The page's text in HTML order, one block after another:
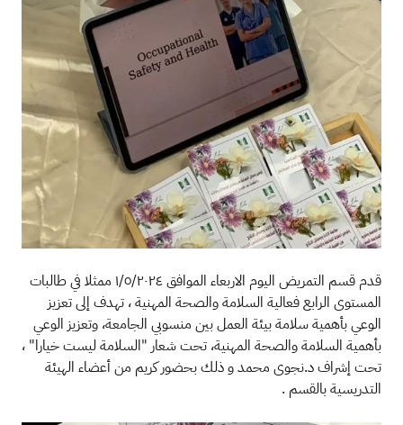
​قدم قسم التمريض اليوم الاربعاء الموافق ١/٥/٢٠٢٤ ممثلا في طالبات
المستوى الرابع فعالية السلامة والصحة المهنية ، تهدف إلى تعزيز
الوعي بأهمية سلامة بيئة العمل بين منسوبي الجامعة، وتعزيز الوعي
بأهمية السلامة والصحة المهنية، تحت شعار "السلامة ليست خيارا" ،
تحت إشراف د.نجوى محمد و ذلك بحضور كريم من أعضاء الهيئة
التدريسية بالقسم .